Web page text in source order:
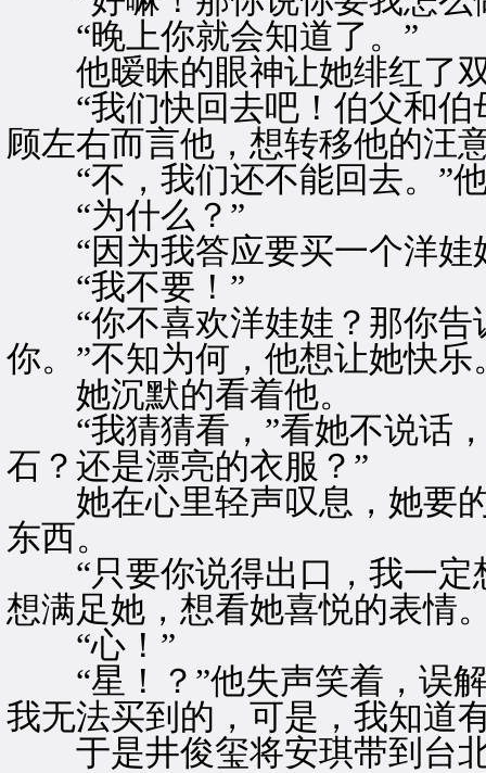
“晚上你就会知道了。”
他暧昧的眼神让她绯红了
“我们快回去吧！伯父和伯
顾左右而言他，想转移他的汪
“不，我们还不能回去。”他
“为什么？”
“因为我答应要买一个洋娃
“我不要！”
“你不喜欢洋娃娃？那你告
你。”不知为何，他想让她快乐
她沉默的看着他。
“我猜猜看，”看她不说话，
石？还是漂亮的衣服？”
她在心里轻声叹息，她要的
东西。
“只要你说得出口，我一定
想满足她，想看她喜悦的表情
“心！”
“星！？”他失声笑着，误解
我无法买到的，可是，我知道
于是井俊玺将安琪带到台北